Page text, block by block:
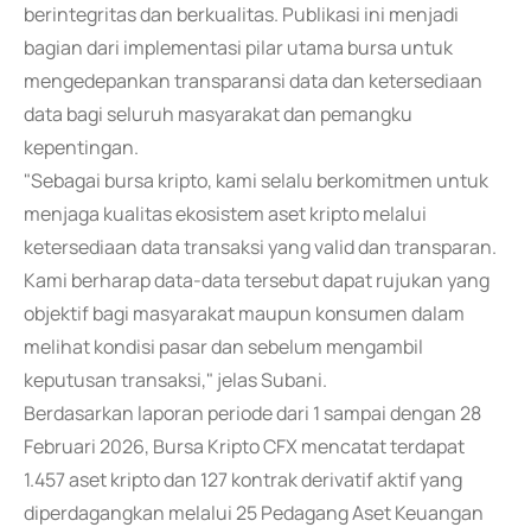
berintegritas dan berkualitas. Publikasi ini menjadi
bagian dari implementasi pilar utama bursa untuk
mengedepankan transparansi data dan ketersediaan
data bagi seluruh masyarakat dan pemangku
kepentingan.
"Sebagai bursa kripto, kami selalu berkomitmen untuk
menjaga kualitas ekosistem aset kripto melalui
ketersediaan data transaksi yang valid dan transparan.
Kami berharap data-data tersebut dapat rujukan yang
objektif bagi masyarakat maupun konsumen dalam
melihat kondisi pasar dan sebelum mengambil
keputusan transaksi," jelas Subani.
Berdasarkan laporan periode dari 1 sampai dengan 28
Februari 2026, Bursa Kripto CFX mencatat terdapat
1.457 aset kripto dan 127 kontrak derivatif aktif yang
diperdagangkan melalui 25 Pedagang Aset Keuangan